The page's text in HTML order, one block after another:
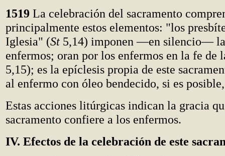
1519 La celebración del sacramento
principalmente estos elementos: "los
Iglesia" (St 5,14) imponen —en silencio—
enfermos; oran por los enfermos en la fe
5,15); es la epíclesis propia de este
al enfermo con óleo bendecido, si es
Estas acciones litúrgicas indican la gracia
sacramento confiere a los enfermos.
IV. Efectos de la celebración de este